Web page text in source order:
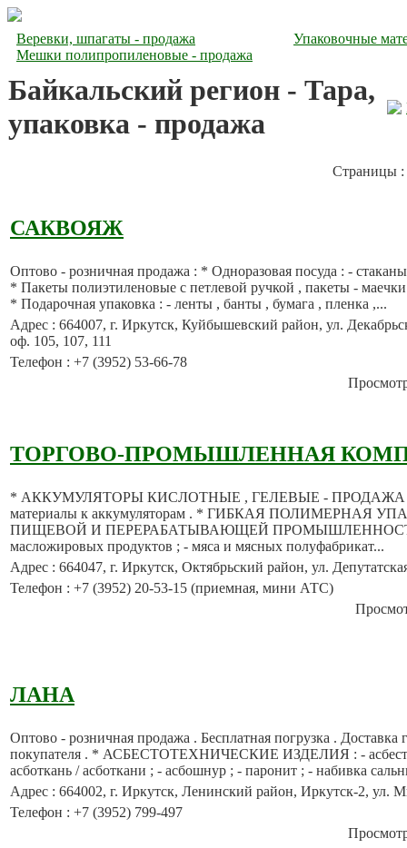
Веревки, шпагаты - продажа
Мешки полипропиленовые - продажа
Упаковочные
Байкальский регион - Тара,
упаковка - продажа
Страницы :
САКВОЯЖ
Оптово - розничная продажа : * Одноразовая посуда : -
* Пакеты полиэтиленовые с петлевой ручкой , пакеты -
* Подарочная упаковка : - ленты , банты , бумага , пленка ,...
Адрес : 664007, г. Иркутск, Куйбышевский район, ул.
оф. 105, 107, 111
Телефон : +7 (3952) 53-66-78
ТОРГОВО-ПРОМЫШЛЕННАЯ
* АККУМУЛЯТОРЫ КИСЛОТНЫЕ , ГЕЛЕВЫЕ - ПРОДАЖА .
материалы к аккумуляторам . * ГИБКАЯ ПОЛИМЕРНАЯ
ПИЩЕВОЙ И ПЕРЕРАБАТЫВАЮЩЕЙ ПРОМЫШЛЕННОСТИ
масложировых продуктов ; - мяса и мясных полуфабрикат...
Адрес : 664047, г. Иркутск, Октябрьский район, ул.
Телефон : +7 (3952) 20-53-15 (приемная, мини АТС)
ЛАНА
Оптово - розничная продажа . Бесплатная погрузка . Доставка
покупателя . * АСБЕСТОТЕХНИЧЕСКИЕ ИЗДЕЛИЯ : - асбест ;
асботкань / асботкани ; - асбошнур ; - паронит ; - набивка
Адрес : 664002, г. Иркутск, Ленинский район, Иркутск-2, ул.
Телефон : +7 (3952) 799-497